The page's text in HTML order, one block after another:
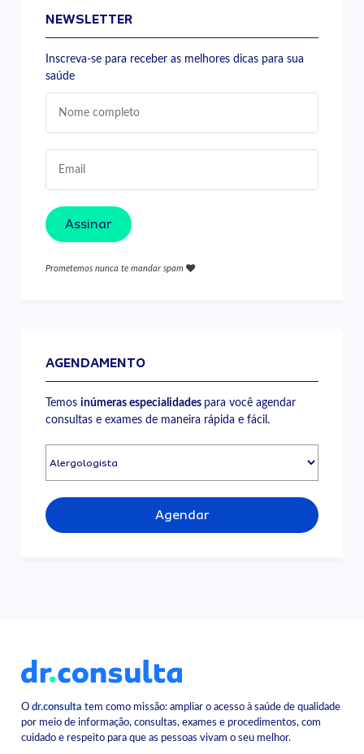
NEWSLETTER
Inscreva-se para receber as melhores dicas para sua
saúde
Assinar
Prometemos nunca te mandar spam
AGENDAMENTO
Temosinúmeras especialidades para você agendar
consultas e exames de maneira rápida e fácil.
Agendar
Odr.consulta tem como missão: ampliar o acesso à saúde de qualidade
por meio de informação, consultas, exames e procedimentos, com
cuidado e respeito para que as pessoas vivam o seu melhor.